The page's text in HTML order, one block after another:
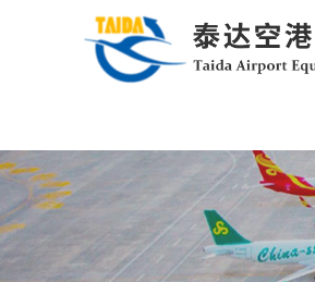
星空平台